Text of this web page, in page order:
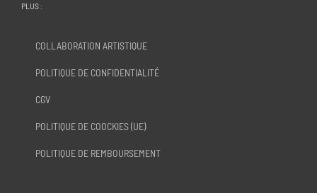
PLUS :
COLLABORATION ARTISTIQUE
POLITIQUE DE CONFIDENTIALITÉ
CGV
POLITIQUE DE COOCKIES (UE)
POLITIQUE DE REMBOURSEMENT